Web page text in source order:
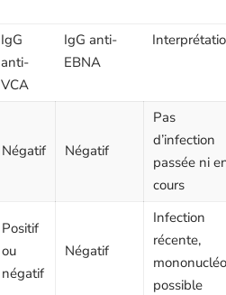
IgG
anti-
VCA
IgG anti-
EBNA
Négatif Négatif
Pas
d’infection
passée ni
cours
Positif
ou
négatif
Négatif
Infection
récente,
possible